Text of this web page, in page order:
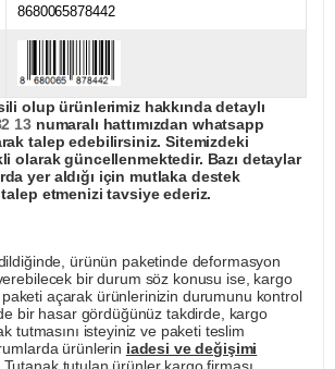
8680065878442
olup ürünlerimiz hakkında detaylı
13numaralı hattımızdan whatsapp
talep edebilirsiniz. Sitemizdeki
olarak güncellenmektedir. Bazı detaylar
yer aldığı için mutlaka destek
talep etmenizi tavsiye ederiz.
ürünün paketinde deformasyon
bir durum söz konusu ise, kargo
açarak ürünlerinizin durumunu kontrol
bir hasar gördüğünüz takdirde, kargo
tutmasını isteyiniz ve paketi teslim
ürünlerin iadesi ve değişimi
Tutanak tutulan ürünler kargo firması